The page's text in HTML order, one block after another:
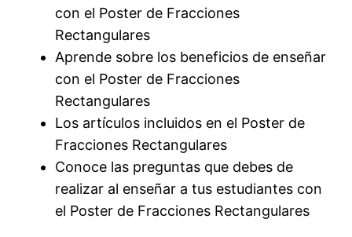
con el Poster de Fracciones
Rectangulares
Aprende sobre los beneficios de enseñar
con el Poster de Fracciones
Rectangulares
Los artículos incluidos en el Poster de
Fracciones Rectangulares
Conoce las preguntas que debes de
realizar al enseñar a tus estudiantes con
el Poster de Fracciones Rectangulares